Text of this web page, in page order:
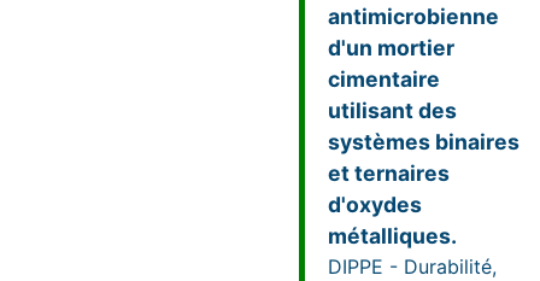
antimicrobienne
d'un mortier
cimentaire
utilisant des
systèmes binaires
et ternaires
d'oxydes
métalliques.
DIPPE - Durabilité,